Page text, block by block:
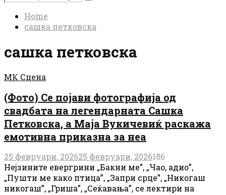
for:
Search
Home
сашка петковска
сашка петковска
МК Сцена
(Фото) Се појави фотографија од
свадбата на легендарната Сашка
Петковска, а Маја Вукичевиќ раскажа
емотивна приказна за неа
25 февруари, 202625 февруари, 2026186
Нејзините евергрини „Бакни ме”, „Чао, адио”,
„Пушти ме како птица”, „Запри срце”, „Никогаш
никогаш”, „Гриша”, „Сеќавања”, се лектири на